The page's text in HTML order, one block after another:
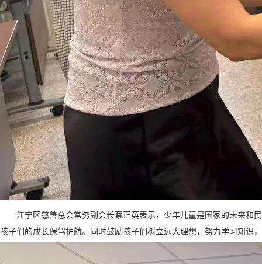
江宁区慈善总会常务副会长蔡正英表示，少年儿童是国家的未来和
孩子们的成长保驾护航。同时鼓励孩子们树立远大理想，努力学习知识